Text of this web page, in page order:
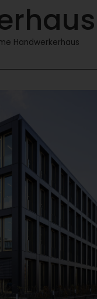
Handwerkerhaus